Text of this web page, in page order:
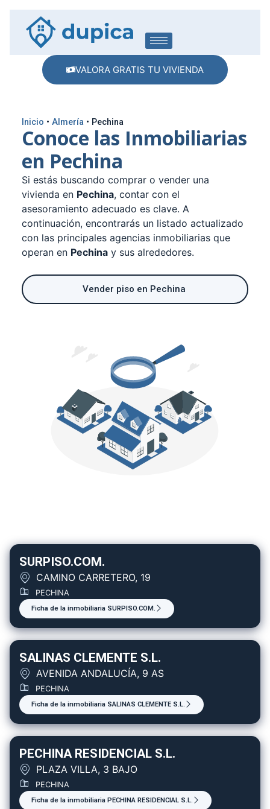
VALORA GRATIS TU VIVIENDA
Inicio • Almería • Pechina
Conoce las Inmobiliarias
en Pechina
Si estás buscando comprar o vender una
vivienda en Pechina, contar con el
asesoramiento adecuado es clave. A
continuación, encontrarás un listado actualizado
con las principales agencias inmobiliarias que
operan en Pechina y sus alrededores.
Vender piso en Pechina
SURPISO.COM.
CAMINO CARRETERO, 19
PECHINA
Ficha de la inmobiliaria SURPISO.COM.
SALINAS CLEMENTE S.L.
AVENIDA ANDALUCÍA, 9 AS
PECHINA
Ficha de la inmobiliaria SALINAS CLEMENTE S.L.
PECHINA RESIDENCIAL S.L.
PLAZA VILLA, 3 BAJO
PECHINA
Ficha de la inmobiliaria PECHINA RESIDENCIAL S.L.